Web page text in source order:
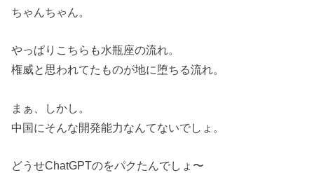
ちゃんちゃん。
やっぱりこちらも水瓶座の流れ。
権威と思われてたものが地に堕ちる流れ。
まぁ、しかし。
中国にそんな開発能力なんてないでしょ。
どうせChatGPTのをパクたんでしょ〜